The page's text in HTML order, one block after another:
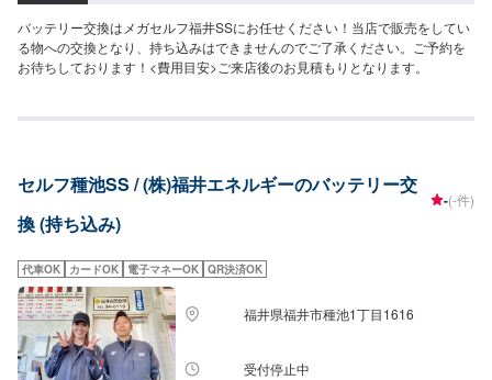
バッテリー交換はメガセルフ福井SSにお任せください！当店で販売をしてい
る物への交換となり、持ち込みはできませんのでご了承ください。ご予約を
お待ちしております！<費用目安>ご来店後のお見積もりとなります。
セルフ種池SS / (株)福井エネルギーのバッテリー交
換 (持ち込み)
-(-件)
代車OK カードOK 電子マネーOK QR決済OK
福井県福井市種池1丁目1616
受付停止中